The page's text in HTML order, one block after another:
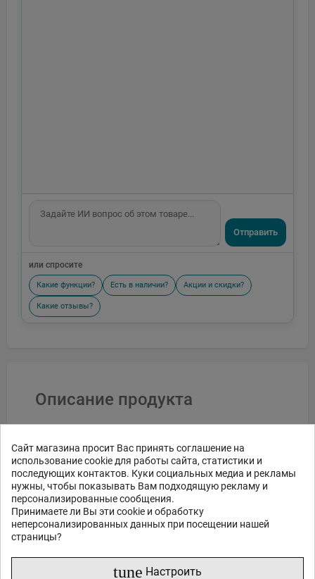
Сайт магазина просит Вас принять соглашение на
использование cookie для работы сайта, статистики и
последующих контактов. Куки социальных медиа и рекламы
нужны, чтобы показывать Вам подходящую рекламу и
персонализированные сообщения.
Принимаете ли Вы эти cookie и обработку
неперсонализированных данных при посещении нашей
страницы?
tune Настроить
Отправить
или спросите
Какие функции? Есть в наличии? Акции и скидки?
Какие отзывы?
Описание продукта
Компактное и универсальное
освещение для мобильных
создателей контента
Amaran Go Charcoal — ультракомпактный мини-
светодиодный светильник, специально
разработанный для смартфонов, идеально
подходит для мобильных создателей контента,
которым нужен портативный и надежный источник
света. Он совместим с магнитами MagSafe и Qi2, что
позволяет быстро и надежно крепить его